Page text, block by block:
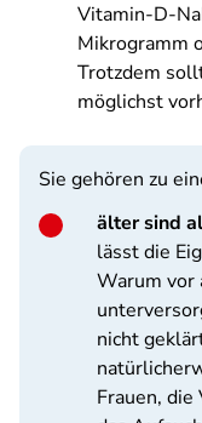
Vitamin-D-
Mikrogramm
Trotzdem
möglichst
Sie gehören zu
älter sind
lässt die
Warum vor
nicht
Frauen,